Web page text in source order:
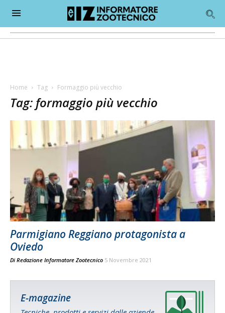
Home Tag Formaggio più vecchio
Tag: formaggio più vecchio
Parmigiano Reggiano protagonista a
Oviedo
Di Redazione Informatore Zootecnico 5 Novembre 2021
E-magazine